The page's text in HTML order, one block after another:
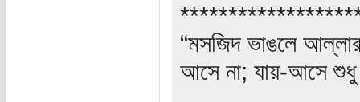
“মসজিদ ভাঙলে
আসে না; যায়-আসে শুধু